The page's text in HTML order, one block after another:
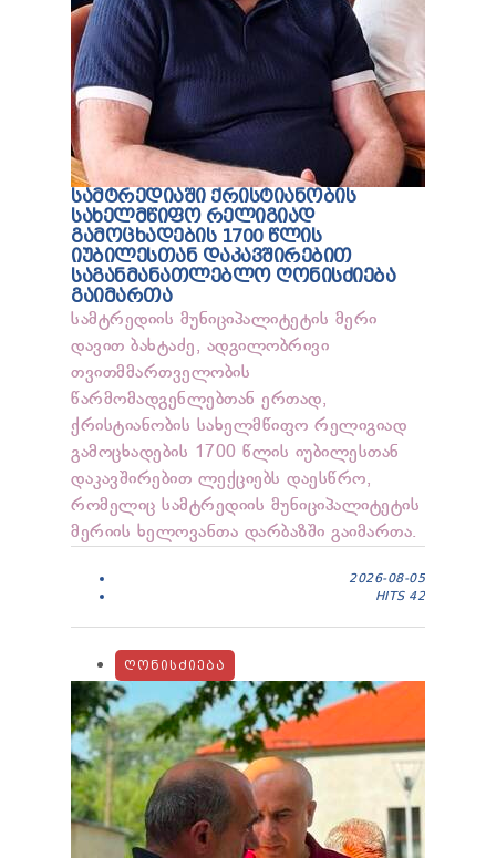
ᲡᲐᲛᲢᲠᲔᲓᲘᲐᲨᲘ ᲥᲠᲘᲡᲢᲘᲐᲜᲝᲑᲘᲡ
ᲡᲐᲮᲔᲚᲛᲬᲘᲤᲝ ᲠᲔᲚᲘᲒᲘᲐᲓ
ᲒᲐᲛᲝᲪᲮᲐᲓᲔᲑᲘᲡ 1700 ᲬᲚᲘᲡ
ᲘᲣᲑᲘᲚᲔᲡᲗᲐᲜ ᲓᲐᲙᲐᲕᲨᲘᲠᲔᲑᲘᲗ
ᲡᲐᲒᲐᲜᲛᲐᲜᲐᲗᲚᲔᲑᲚᲝ ᲦᲝᲜᲘᲡᲫᲘᲔᲑᲐ
ᲒᲐᲘᲛᲐᲠᲗᲐ
სამტრედიის მუნიციპალიტეტის მერი
დავით ბახტაძე, ადგილობრივი
თვითმმართველობის
წარმომადგენლებთან ერთად,
ქრისტიანობის სახელმწიფო რელიგიად
გამოცხადების 1700 წლის იუბილესთან
დაკავშირებით ლექციებს დაესწრო,
რომელიც სამტრედიის მუნიციპალიტეტის
მერიის ხელოვანთა დარბაზში გაიმართა.
2026-08-05
HITS 42
ᲦᲝᲜᲘᲡᲫᲘᲔᲑᲐ